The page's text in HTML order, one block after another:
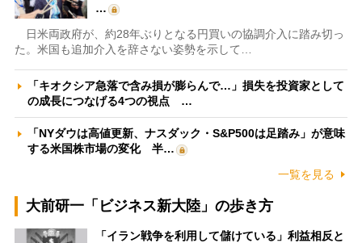
…
日米両政府が、約28年ぶりとなる円買いの協調介入に踏み切っ
た。米国も追加介入を辞さない姿勢を示して…
「キオクシア急落で含み損が膨らんで…」損失を投資家として
の成長につなげる4つの視点 …
「NYダウは高値更新、ナスダック・S&P500は足踏み」が意味
する米国株市場の変化 半…
一覧を見る
大前研一「ビジネス新大陸」の歩き方
「イラン戦争を利用して儲けている」利益相反と